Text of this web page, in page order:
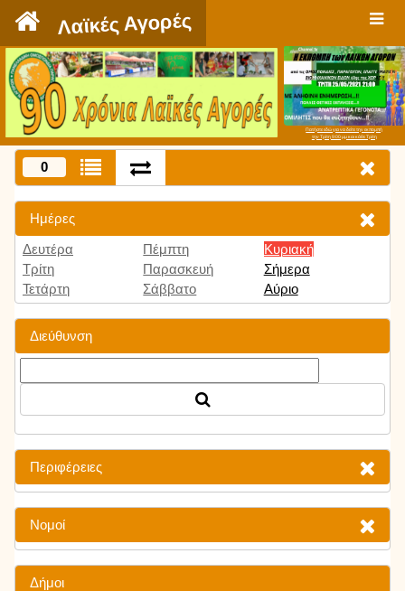
Λαϊκές Αγορές
Πατήστε εδώ για να δείτε την εκπομπή
την Τρίτη 9:00 μμ και κάθε Τρίτη
0
Ημέρες
Δευτέρα
Τρίτη
Τετάρτη
Πέμπτη
Παρασκευή
Σάββατο
Κυριακή
Σήμερα
Αύριο
Διεύθυνση
Περιφέρειες
Νομοί
Δήμοι